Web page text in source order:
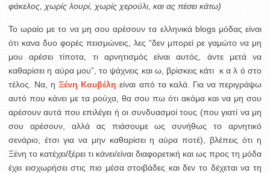
φάκελος, χωρίς λουρί, χωρίς χερούλι, και ας πέσει κάτω)
Το ωραίο με το να μη σου αρέσουν τα ελληνικά blogs μόδας είναι
ότι κανα δυο φορές πεισμώνεις, λες “δεν μπορεί ρε γαμώτο να μη
μου αρέσει τίποτα, τι αρνητισμός είναι αυτός, άντε μετά να
καθαρίσει η αύρα μου”, το ψάχνεις και ω, βρίσκεις κάτι κ α λ ό στο
τέλος. Να, ηΞένη Κουβέλη είναι από τα καλά. Για να περιγράψω
αυτό που κάνει με τα ρούχα, θα σου πω ότι ακόμα και να μη σου
αρέσουν αυτά που επιλέγει ή οι συνδυασμοί τους (που γιατί να μη
σου αρέσουν, αλλά ας πιάσουμε ως συνήθως το αρνητικό
σενάριο, έτσι για να μην καθαρίσει η αύρα ποτέ), βλέπεις ότι η
Ξένη το κατέχει/ξέρει τι κάνει/είναι διαφορετική και ως προς τη μόδα
έχει εισχωρήσει στις πιο μέσα στοιβάδες και δεν το δέχεται να τη